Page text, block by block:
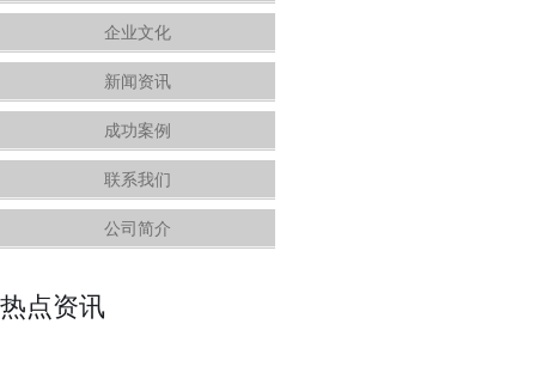
企业文化
新闻资讯
成功案例
联系我们
公司简介
热点资讯